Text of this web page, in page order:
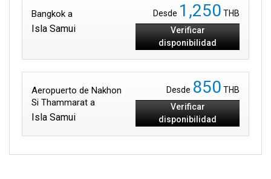
Bangkok a
Isla Samui
Desde 1,250 THB
Verificar
disponibilidad
Aeropuerto de Nakhon
Si Thammarat a
Isla Samui
Desde 850 THB
Verificar
disponibilidad